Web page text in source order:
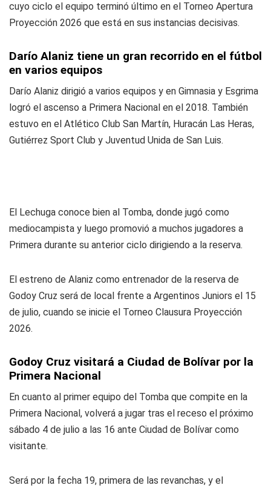
cuyo ciclo el equipo terminó último en el Torneo Apertura
Proyección 2026 que está en sus instancias decisivas.
Darío Alaniz tiene un gran recorrido en el fútbol
en varios equipos
Darío Alaniz dirigió a varios equipos y en Gimnasia y Esgrima
logró el ascenso a Primera Nacional en el 2018. También
estuvo en el Atlético Club San Martín, Huracán Las Heras,
Gutiérrez Sport Club y Juventud Unida de San Luis.
El Lechuga conoce bien al Tomba, donde jugó como
mediocampista y luego promovió a muchos jugadores a
Primera durante su anterior ciclo dirigiendo a la reserva.
El estreno de Alaniz como entrenador de la reserva de
Godoy Cruz será de local frente a Argentinos Juniors el 15
de julio, cuando se inicie el Torneo Clausura Proyección
2026.
Godoy Cruz visitará a Ciudad de Bolívar por la
Primera Nacional
En cuanto al primer equipo del Tomba que compite en la
Primera Nacional, volverá a jugar tras el receso el próximo
sábado 4 de julio a las 16 ante Ciudad de Bolívar como
visitante.
Será por la fecha 19, primera de las revanchas, y el